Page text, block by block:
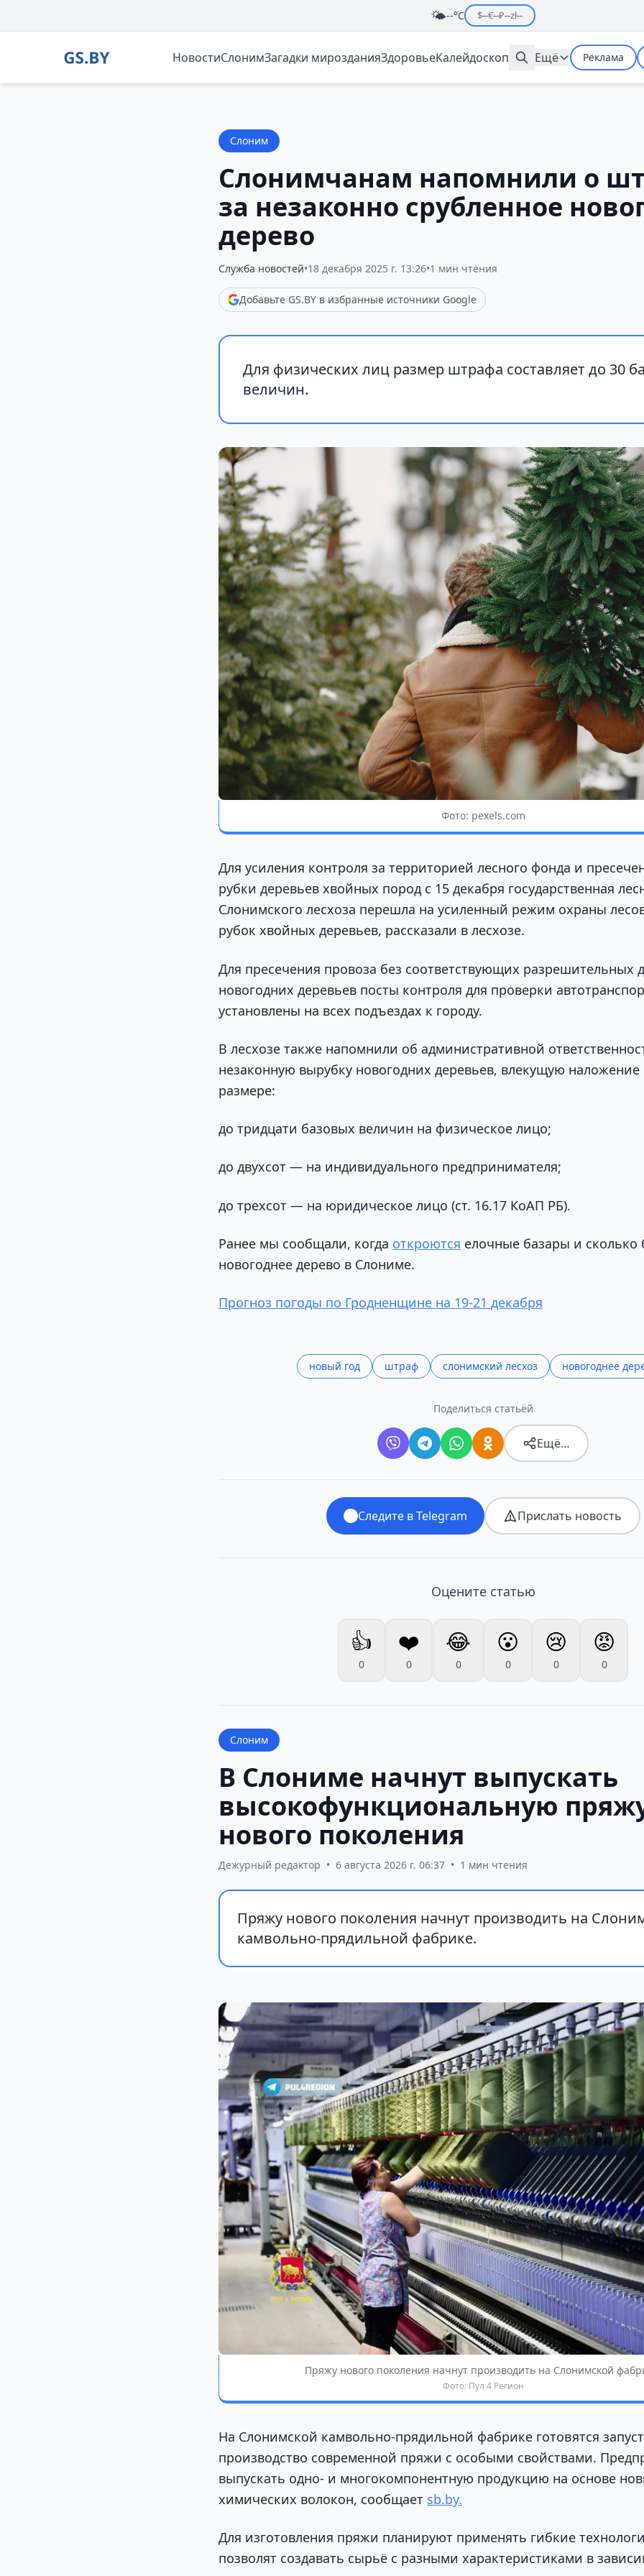
🌤️--°C $--€--₽--zł--
НовостиСлонимЗагадки мирозданияЗдоровьеКалейдоскоп Ещё Реклама
Слоним
Слонимчанам напомнили о
за незаконно срубленное
дерево
Служба новостей•18 декабря 2025 г. 13:26•1 мин чтения
Добавьте GS.BY в избранные источники Google
Для физических лиц размер штрафа составляет до 30
величин.
Фото: pexels.com
Для усиления контроля за территорией лесного фонда и
рубки деревьев хвойных пород с 15 декабря государственная
Слонимского лесхоза перешла на усиленный режим охраны
рубок хвойных деревьев, рассказали в лесхозе.
Для пресечения провоза без соответствующих разрешительных
новогодних деревьев посты контроля для проверки
установлены на всех подъездах к городу.
В лесхозе также напомнили об административной
незаконную вырубку новогодних деревьев, влекущую
размере:
до тридцати базовых величин на физическое лицо;
до двухсот — на индивидуального предпринимателя;
до трехсот — на юридическое лицо (ст. 16.17 КоАП РБ).
Ранее мы сообщали, когда откроются елочные базары и сколько
новогоднее дерево в Слониме.
Прогноз погоды по Гродненщине на 19-21 декабря
новый год штраф слонимский лесхоз новогоднее
Поделиться статьёй
Ещё…
Следите в Telegram Прислать новость
Оцените статью
👍
0
❤️
0
😂
0
😮
0
😢
0
😡
0
Слоним
В Слониме начнут выпускать
высокофункциональную
нового поколения
Дежурный редактор • 6 августа 2026 г. 06:37 • 1 мин чтения
Пряжу нового поколения начнут производить на
камвольно-прядильной фабрике.
Пряжу нового поколения начнут производить на Слонимской
Фото: Пул 4 Регион
На Слонимской камвольно-прядильной фабрике готовятся
производство современной пряжи с особыми свойствами.
выпускать одно- и многокомпонентную продукцию на основе
химических волокон, сообщает sb.by.
Для изготовления пряжи планируют применять гибкие
позволят создавать сырьё с разными характеристиками в